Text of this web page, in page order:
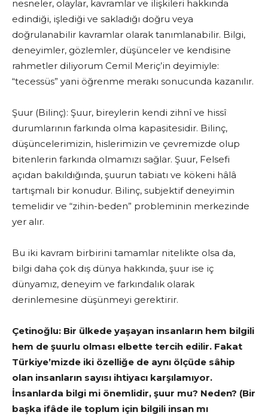
nesneler, olaylar, kavramlar ve ilişkileri hakkında
edindiği, işlediği ve sakladığı doğru veya
doğrulanabilir kavramlar olarak tanımlanabilir. Bilgi,
deneyimler, gözlemler, düşünceler ve kendisine
rahmetler diliyorum Cemil Meriç’in deyimiyle:
“tecessüs” yani öğrenme merakı sonucunda kazanılır.
Şuur (Bilinç): Şuur, bireylerin kendi zihnî ve hissî
durumlarının farkında olma kapasitesidir. Bilinç,
düşüncelerimizin, hislerimizin ve çevremizde olup
bitenlerin farkında olmamızı sağlar. Şuur, Felsefi
açıdan bakıldığında, şuurun tabiatı ve kökeni hâlâ
tartışmalı bir konudur. Bilinç, subjektif deneyimin
temelidir ve “zihin-beden” probleminin merkezinde
yer alır.
Bu iki kavram birbirini tamamlar nitelikte olsa da,
bilgi daha çok dış dünya hakkında, şuur ise iç
dünyamız, deneyim ve farkındalık olarak
derinlemesine düşünmeyi gerektirir.
Çetinoğlu: Bir ülkede yaşayan insanların hem bilgili
hem de şuurlu olması elbette tercih edilir. Fakat
Türkiye’mizde iki özelliğe de aynı ölçüde sâhip
olan insanların sayısı ihtiyacı karşılamıyor.
İnsanlarda bilgi mi önemlidir, şuur mu? Neden? (Bir
başka ifâde ile toplum için bilgili insan mı